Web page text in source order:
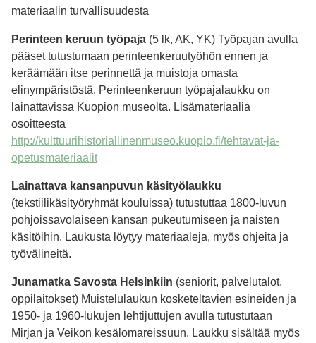
materiaalin turvallisuudesta
Perinteen keruun työpaja (5 lk, AK, YK) Työpajan avulla
pääset tutustumaan perinteenkeruutyöhön ennen ja
keräämään itse perinnettä ja muistoja omasta
elinympäristöstä. Perinteenkeruun työpajalaukku on
lainattavissa Kuopion museolta. Lisämateriaalia
osoitteesta
http://kulttuurihistoriallinenmuseo.kuopio.fi/tehtavat-ja-
opetusmateriaalit
Lainattava kansanpuvun käsityölaukku
(tekstiilikäsityöryhmät kouluissa) tutustuttaa 1800-luvun
pohjoissavolaiseen kansan pukeutumiseen ja naisten
käsitöihin. Laukusta löytyy materiaaleja, myös ohjeita ja
työvälineitä.
Junamatka Savosta Helsinkiin (seniorit, palvelutalot,
oppilaitokset) Muistelulaukun kosketeltavien esineiden ja
1950- ja 1960-lukujen lehtijuttujen avulla tutustutaan
Mirjan ja Veikon kesälomareissuun. Laukku sisältää myös